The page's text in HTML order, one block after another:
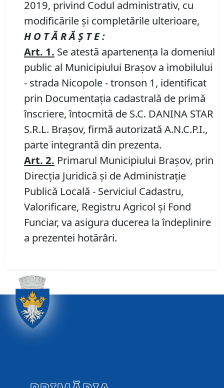
2019, privind Codul administrativ, cu
modificările și completările ulterioare,
H O T Ă R Ă Ş T E :
Art. 1. Se atestă apartenenţa la domeniul
public al Municipiului Braşov a imobilului
- strada Nicopole - tronson 1, identificat
prin Documentația cadastrală de primă
înscriere, întocmită de S.C. DANINA STAR
S.R.L. Brașov, firmă autorizată A.N.C.P.I.,
parte integrantă din prezenta.
Art. 2. Primarul Municipiului Brașov, prin
Direcția Juridică și de Administrație
Publică Locală - Serviciul Cadastru,
Valorificare, Registru Agricol și Fond
Funciar, va asigura ducerea la îndeplinire
a prezentei hotărâri.